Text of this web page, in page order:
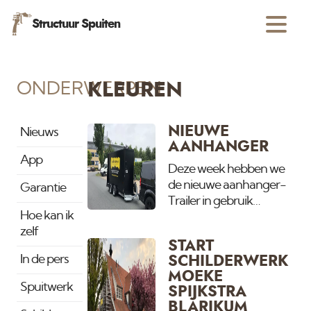
Structuur Spuiten
ONDERWERPEN
Nieuws
App
Garantie
Hoe kan ik
zelf
In de pers
Spuitwerk
KLEUREN
NIEUWE
AANHANGER
Deze week hebben we
de nieuwe aanhanger-
Trailer in gebruik
wij op meerdere grote
projecten tegelijk
werken was er behoefde
aan eentje extra.
START
SCHILDERWERK
MOEKE
SPIJKSTRA
BLARIKUM